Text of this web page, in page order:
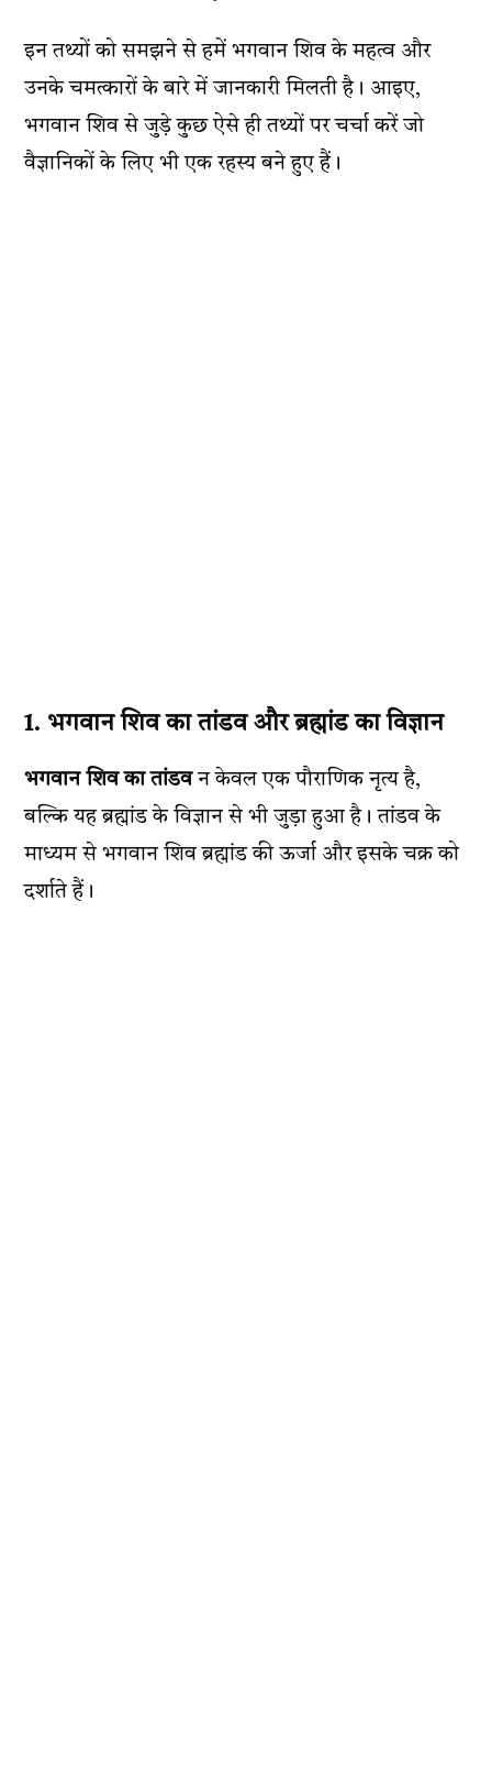
इन तथ्यों को समझने से हमें भगवान शिव के महत्व और
उनके चमत्कारों के बारे में जानकारी मिलती है। आइए,
भगवान शिव से जुड़े कुछ ऐसे ही तथ्यों पर चर्चा करें जो
वैज्ञानिकों के लिए भी एक रहस्य बने हुए हैं।
1. भगवान शिव का तांडव और ब्रह्मांड का विज्ञान
भगवान शिव का तांडवन केवल एक पौराणिक नृत्य है,
बल्कि यह ब्रह्मांड के विज्ञान से भी जुड़ा हुआ है। तांडव के
माध्यम से भगवान शिव ब्रह्मांड की ऊर्जा और इसके चक्र को
दर्शाते हैं।